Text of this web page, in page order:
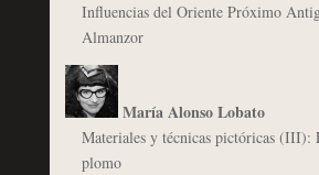
Influencias del Oriente Próximo
Almanzor
María Alonso Lobato
Materiales y técnicas pictóricas (III):
plomo